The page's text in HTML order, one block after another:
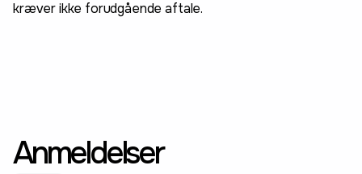
kræver ikke forudgående aftale.
Anmeldelser